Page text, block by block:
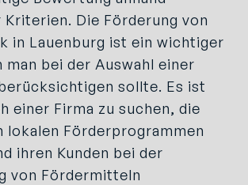
Die Förderung von
in Lauenburg ist ein wichtiger
man bei der Auswahl einer
sollte. Es ist
einer Firma zu suchen, die
lokalen Förderprogrammen
ihren Kunden bei der
von Fördermitteln